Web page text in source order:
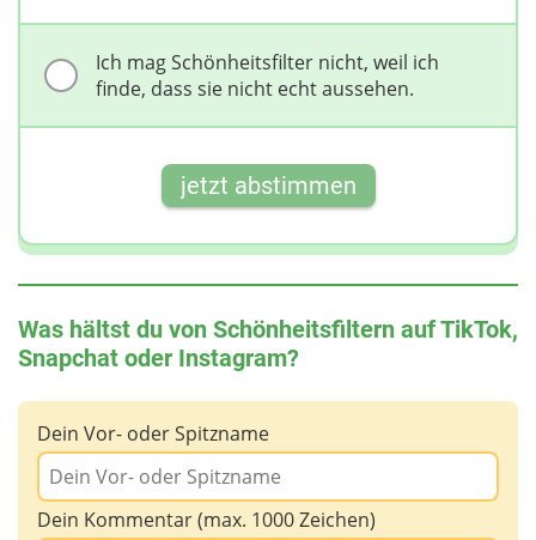
Ich mag Schönheitsfilter nicht, weil ich
finde, dass sie nicht echt aussehen.
jetzt abstimmen
Was hältst du von Schönheitsfiltern auf TikTok,
Snapchat oder Instagram?
Dein Vor- oder Spitzname
Dein Kommentar (max. 1000 Zeichen)